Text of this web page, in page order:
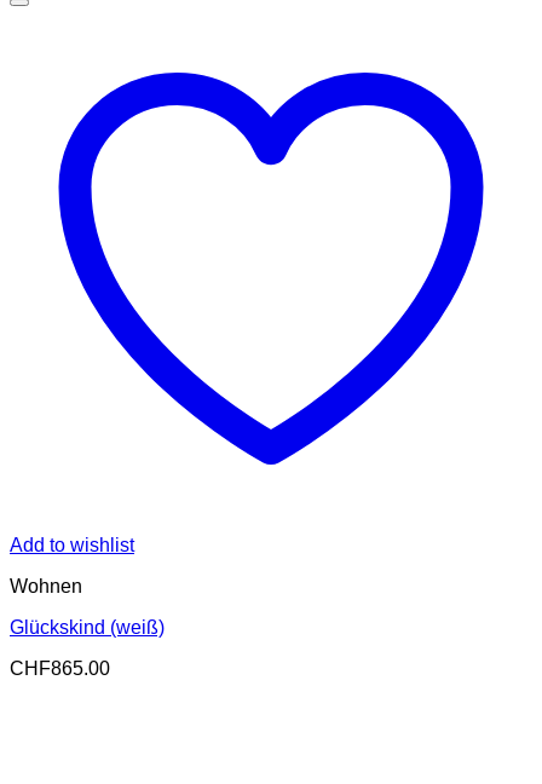
Add to wishlist
Wohnen
Glückskind (weiß)
CHF865.00